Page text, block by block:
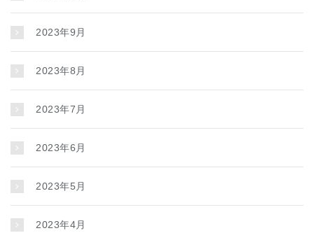
2023年9月
2023年8月
2023年7月
2023年6月
2023年5月
2023年4月